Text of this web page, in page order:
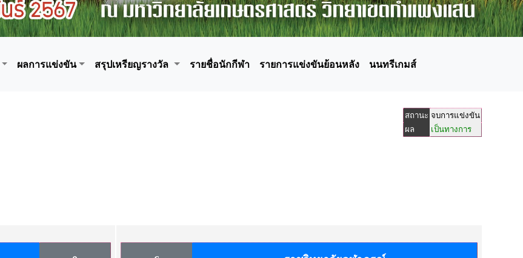
ผลการแข่งขัน สรุปเหรียญรางวัล รายชื่อนักกีฬา รายการแข่งขันย้อนหลัง นนทรีเกมส์
สถานะ จบการแข่งขัน
ผล
เป็นทางการ